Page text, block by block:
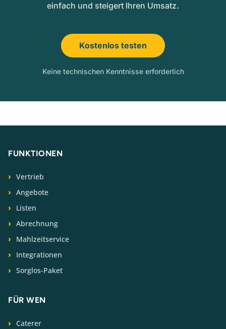
einfach und steigert Ihren Umsatz.
Kostenlos testen
Keine technischen Kenntnisse erforderlich
FUNKTIONEN
Vertrieb
Angebote
Listen
Abrechnung
Mahlzeitservice
Integrationen
Sorglos-Paket
FÜR WEN
Caterer